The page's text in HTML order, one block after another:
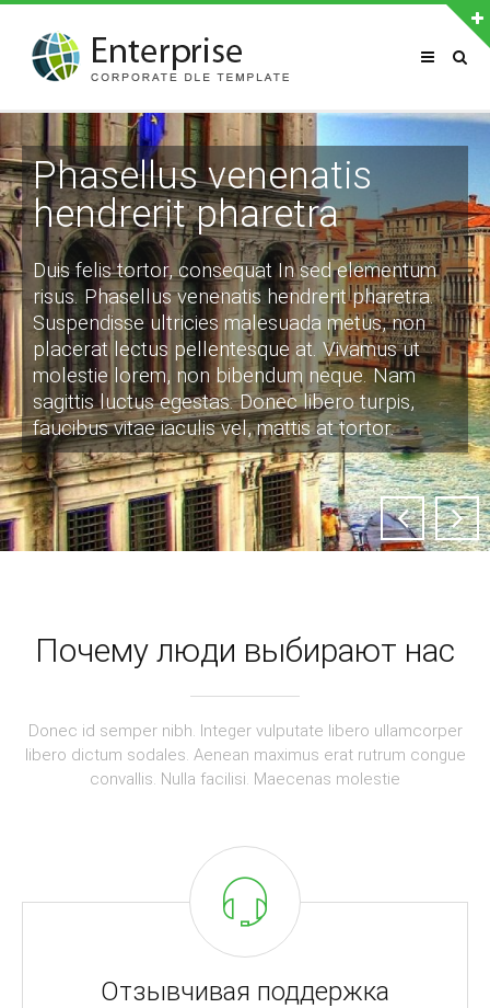
АВТОРИЗАЦИЯ НА САЙТЕ
Чужой компьютер Забыли пароль?
Регистрация
ПОСЛЕДНЕЕ ИЗ ПОРТФОЛИО
КАК С НАМИ СВЯЗАТЬСЯ
8 800 123 4567
8 800 765 4321
support@example.com
demo-skype
Россия, г. Москва, ул. Неизвестная 52/3
Phasellus venenatis
hendrerit pharetra
Duis felis tortor, consequat In sed elementum
risus. Phasellus venenatis hendrerit pharetra.
Suspendisse ultricies malesuada metus, non
placerat lectus pellentesque at. Vivamus ut
molestie lorem, non bibendum neque. Nam
sagittis luctus egestas. Donec libero turpis,
faucibus vitae iaculis vel, mattis at tortor.
Почему люди выбирают нас
Donec id semper nibh. Integer vulputate libero ullamcorper
libero dictum sodales. Aenean maximus erat rutrum congue
convallis. Nulla facilisi. Maecenas molestie
Отзывчивая поддержка